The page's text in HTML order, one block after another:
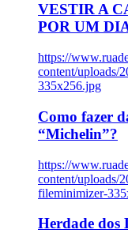
VESTIR A
POR UM
https://
content/uploads/
335x256.jpg
Como fazer
“Michelin”?
https://
content/uploads/
fileminimizer-
Herdade dos